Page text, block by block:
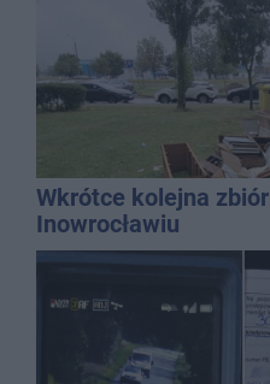
Wkrótce kolejna
Inowrocławiu